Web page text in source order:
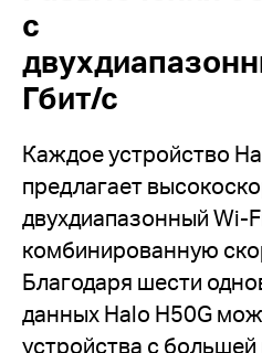
с
Гбит/с
Каждое устройство
предлагает
двухдиапазонный Wi-
комбинированную
Благодаря шести
данных Halo H50G
устройства c